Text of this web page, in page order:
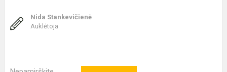
Nida Stankevičienė
Auklėtoja